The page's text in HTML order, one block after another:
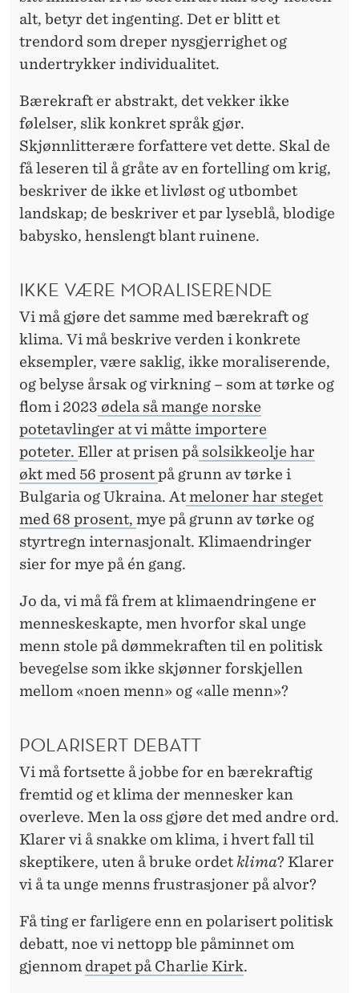
alt, betyr det ingenting. Det er blitt et
trendord som dreper nysgjerrighet og
undertrykker individualitet.
Bærekraft er abstrakt, det vekker ikke
følelser, slik konkret språk gjør.
Skjønnlitterære forfattere vet dette. Skal de
få leseren til å gråte av en fortelling om krig,
beskriver de ikke et livløst og utbombet
landskap; de beskriver et par lyseblå, blodige
babysko, henslengt blant ruinene.
IKKE VÆRE MORALISERENDE
Vi må gjøre det samme med bærekraft og
klima. Vi må beskrive verden i konkrete
eksempler, være saklig, ikke moraliserende,
og belyse årsak og virkning – som at tørke og
flom i 2023 ødela så mange norske
potetavlinger at vi måtte importere
poteter. Eller at prisen på solsikkeolje har
økt med 56 prosentpå grunn av tørke i
Bulgaria og Ukraina. Atmeloner har steget
med 68 prosent, mye på grunn av tørke og
styrtregn internasjonalt. Klimaendringer
sier for mye på én gang.
Jo da, vi må få frem at klimaendringene er
menneskeskapte, men hvorfor skal unge
menn stole på dømmekraften til en politisk
bevegelse som ikke skjønner forskjellen
mellom «noen menn» og «alle menn»?
POLARISERT DEBATT
Vi må fortsette å jobbe for en bærekraftig
fremtid og et klima der mennesker kan
overleve. Men la oss gjøre det med andre ord.
Klarer vi å snakke om klima, i hvert fall til
skeptikere, uten å bruke ordet klima? Klarer
vi å ta unge menns frustrasjoner på alvor?
Få ting er farligere enn en polarisert politisk
debatt, noe vi nettopp ble påminnet om
gjennom drapet på Charlie Kirk.